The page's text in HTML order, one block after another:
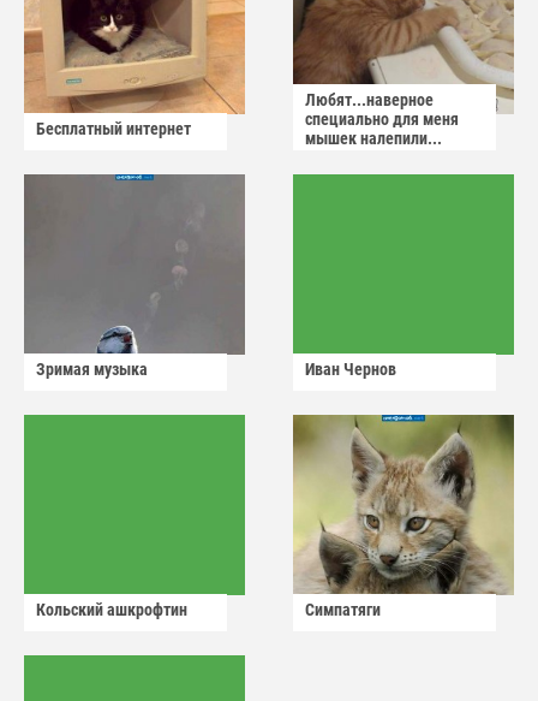
Бесплатный интернет
Любят...наверное
специально для меня
мышек налепили...
Зримая музыка Иван Чернов
Кольский ашкрофтин Симпатяги